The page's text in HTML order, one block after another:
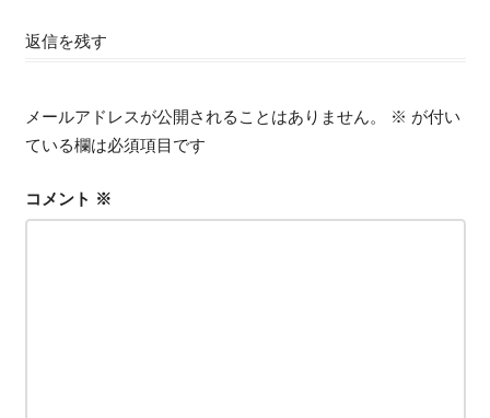
ビ
ー
ョ
返信を残す
メールアドレスが公開されることはありません。 ※ が付い
ている欄は必須項目です
コメント ※